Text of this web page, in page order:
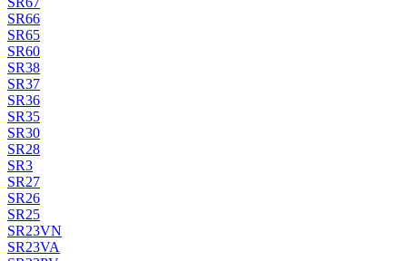
SR66
SR65
SR60
SR38
SR37
SR36
SR35
SR30
SR28
SR3
SR27
SR26
SR25
SR23VN
SR23VA